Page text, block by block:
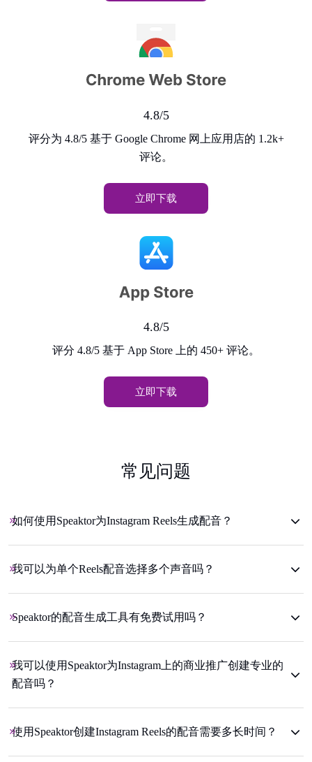
4.8/5
评分为 4.8/5 基于 Google Chrome 网上应用店的 1.2k+
评论。
立即下载
4.8/5
评分 4.8/5 基于 App Store 上的 450+ 评论。
立即下载
常见问题
如何使用Speaktor为Instagram Reels生成配音？
我可以为单个Reels配音选择多个声音吗？
Speaktor的配音生成工具有免费试用吗？
我可以使用Speaktor为Instagram上的商业推广创建专业的
配音吗？
使用Speaktor创建Instagram Reels的配音需要多长时间？